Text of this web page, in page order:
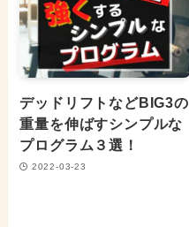
デッドリフトなどBIG3の
重量を伸ばすシンプルな
プログラム３選！
2022-03-23